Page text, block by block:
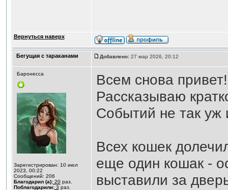
Вернуться наверх
Бегущая с тараканами Добавлено:27 мар 2026, 20:12
Баронесса
Зарегистрирован: 10 июл
2023, 00:22
Сообщений: 206
Благодарил (а):20раз.
Поблагодарили:3 раз.
Всем снова привет!
Рассказываю
Событий не так уж
Всех кошек
еще один кошак -
выставили за